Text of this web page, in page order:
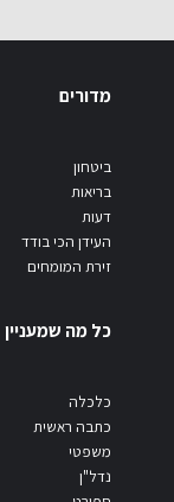
מדורים
ביטחון
בריאות
דעות
העידן הכי בודד
זירת המומחים
כל מה שמעניין
כלכלה
כתבה ראשית
משפטי
נדל"ן